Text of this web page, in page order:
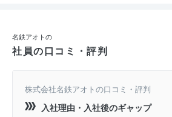
名鉄アオトの
社員の口コミ・評判
株式会社名鉄アオトの口コミ・評判
入社理由・入社後のギャップ